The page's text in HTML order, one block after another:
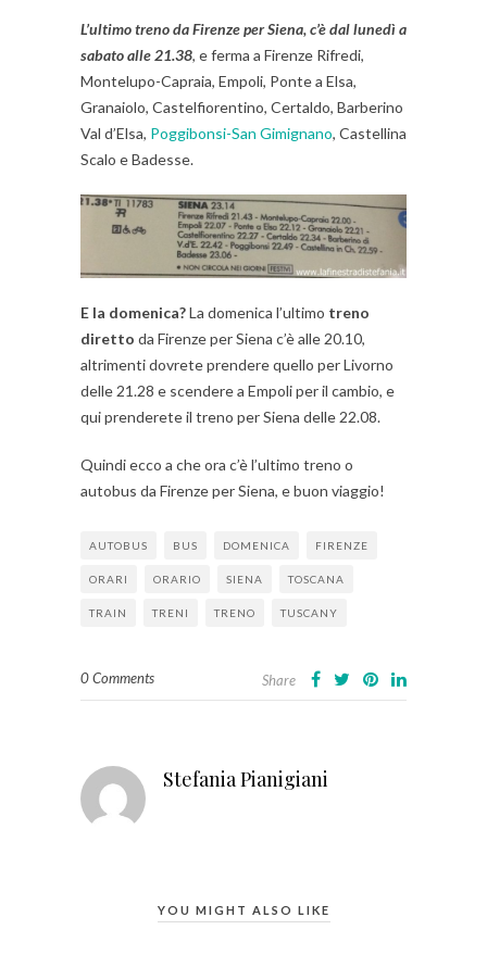
L’ultimo treno da Firenze per Siena, c’è dal lunedì a
sabato alle 21.38, e ferma a Firenze Rifredi,
Montelupo-Capraia, Empoli, Ponte a Elsa,
Granaiolo, Castelfiorentino, Certaldo, Barberino
Val d’Elsa, Poggibonsi-San Gimignano, Castellina
Scalo e Badesse.
E la domenica?La domenica l’ultimo treno
diretto da Firenze per Siena c’è alle 20.10,
altrimenti dovrete prendere quello per Livorno
delle 21.28 e scendere a Empoli per il cambio, e
qui prenderete il treno per Siena delle 22.08.
Quindi ecco a che ora c’è l’ultimo treno o
autobus da Firenze per Siena, e buon viaggio!
AUTOBUS BUS DOMENICA FIRENZE
ORARI ORARIO SIENA TOSCANA
TRAIN TRENI TRENO TUSCANY
0 Comments Share
Stefania Pianigiani
YOU MIGHT ALSO LIKE